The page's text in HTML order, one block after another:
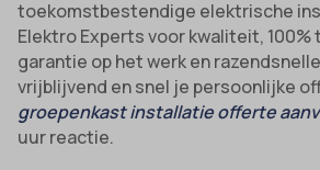
toekomstbestendige elektrische
Elektro Experts voor kwaliteit,
garantie op het werk en
vrijblijvend en snel je persoonlijke
groepenkast installatie offerte
uur reactie.